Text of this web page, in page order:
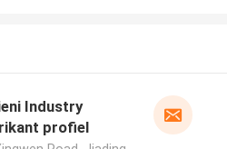
Industry
profiel